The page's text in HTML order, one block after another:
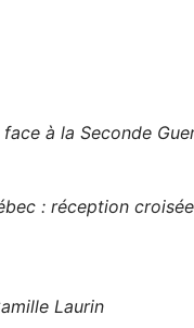
à la Seconde
: réception
Laurin